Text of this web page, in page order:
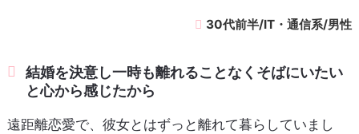
30代前半/IT・通信系/男性
結婚を決意し一時も離れることなくそばにいたい
と心から感じたから
遠距離恋愛で、彼女とはずっと離れて暮らしていまし